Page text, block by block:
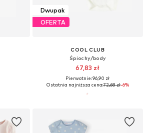
Dwupak
OFERTA
COOL CLUB
Śpiochy/body
67,83 zł
Pierwotnie: 96,90 zł
Ostatnia najniższa cena:72,68 zł-6%